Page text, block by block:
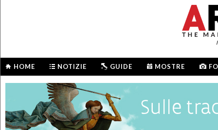
HOME NOTIZIE GUIDE MOSTRE